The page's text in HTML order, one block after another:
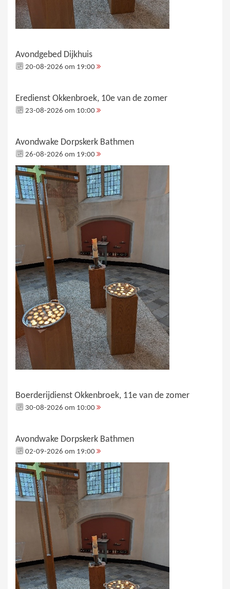
Avondgebed Dijkhuis
20-08-2026 om 19:00
Eredienst Okkenbroek, 10e van de zomer
23-08-2026 om 10:00
Avondwake Dorpskerk Bathmen
26-08-2026 om 19:00
Boerderijdienst Okkenbroek, 11e van de zomer
30-08-2026 om 10:00
Avondwake Dorpskerk Bathmen
02-09-2026 om 19:00